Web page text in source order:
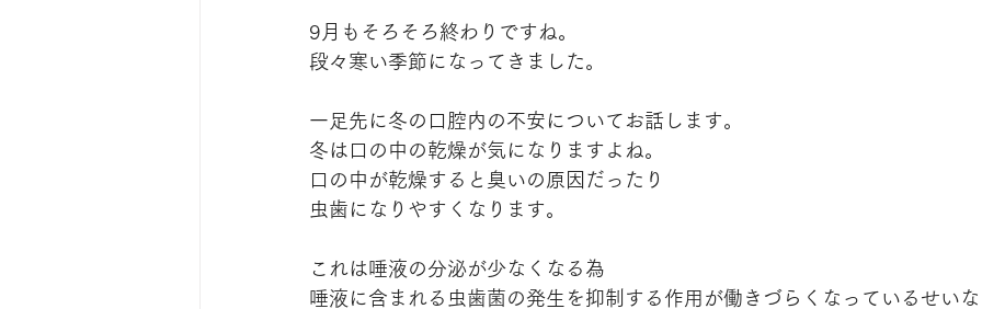
9月もそろそろ終わりですね。
段々寒い季節になってきました。
一足先に冬の口腔内の不安についてお話します。
冬は口の中の乾燥が気になりますよね。
口の中が乾燥すると臭いの原因だったり
虫歯になりやすくなります。
これは唾液の分泌が少なくなる為
唾液に含まれる虫歯菌の発生を抑制する作用が働きづらくなっているせい